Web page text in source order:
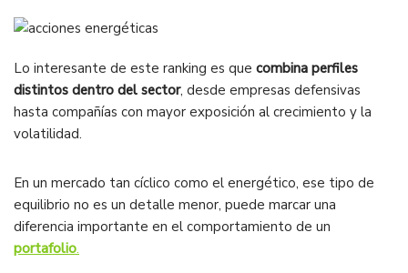
Lo interesante de este ranking es que combina perfiles
distintos dentro del sector, desde empresas defensivas
hasta compañías con mayor exposición al crecimiento y la
volatilidad.
En un mercado tan cíclico como el energético, ese tipo de
equilibrio no es un detalle menor, puede marcar una
diferencia importante en el comportamiento de un
portafolio.